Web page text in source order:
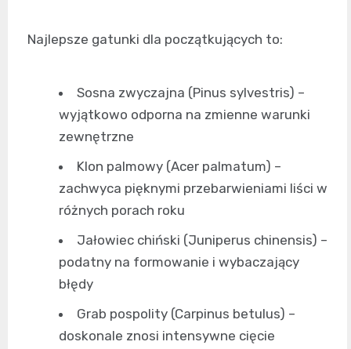
Najlepsze gatunki dla początkujących to:
Sosna zwyczajna (Pinus sylvestris) –
wyjątkowo odporna na zmienne warunki
zewnętrzne
Klon palmowy (Acer palmatum) –
zachwyca pięknymi przebarwieniami liści w
różnych porach roku
Jałowiec chiński (Juniperus chinensis) –
podatny na formowanie i wybaczający
błędy
Grab pospolity (Carpinus betulus) –
doskonale znosi intensywne cięcie